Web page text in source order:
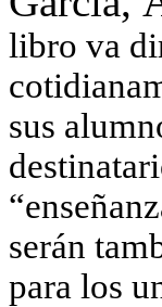
libro va
sus
serán
para los